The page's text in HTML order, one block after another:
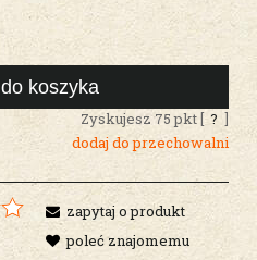
do koszyka
Zyskujesz75pkt [ ? ]
dodaj do przechowalni
zapytaj o produkt
poleć znajomemu